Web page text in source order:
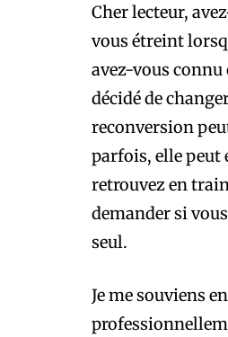
Cher lecteur,
vous étreint
avez-vous connu
décidé de
reconversion
parfois, elle peut
retrouvez en
demander si
seul.
Je me souviens